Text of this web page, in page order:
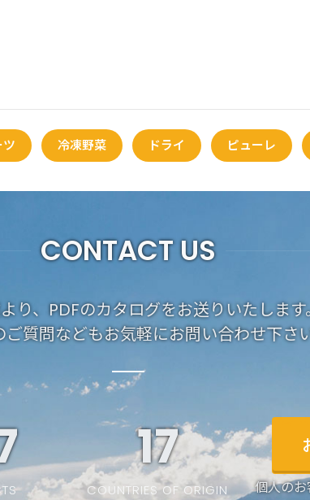
冷凍野菜 ドライ ピューレ
CONTACT US
り、PDFのカタログをお送りいたします
ご質問などもお気軽にお問い合わせ下さ
19
COUNTRIES OF ORIGIN 個人の